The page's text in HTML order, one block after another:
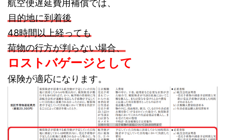
航空便遅延費用補償では、
目的地に到着後
48時間以上経っても
荷物の行方が判らない場合、
ロストバゲージとして
保険が適応になります。